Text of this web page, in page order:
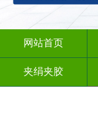
网站首页
夹绢夹胶